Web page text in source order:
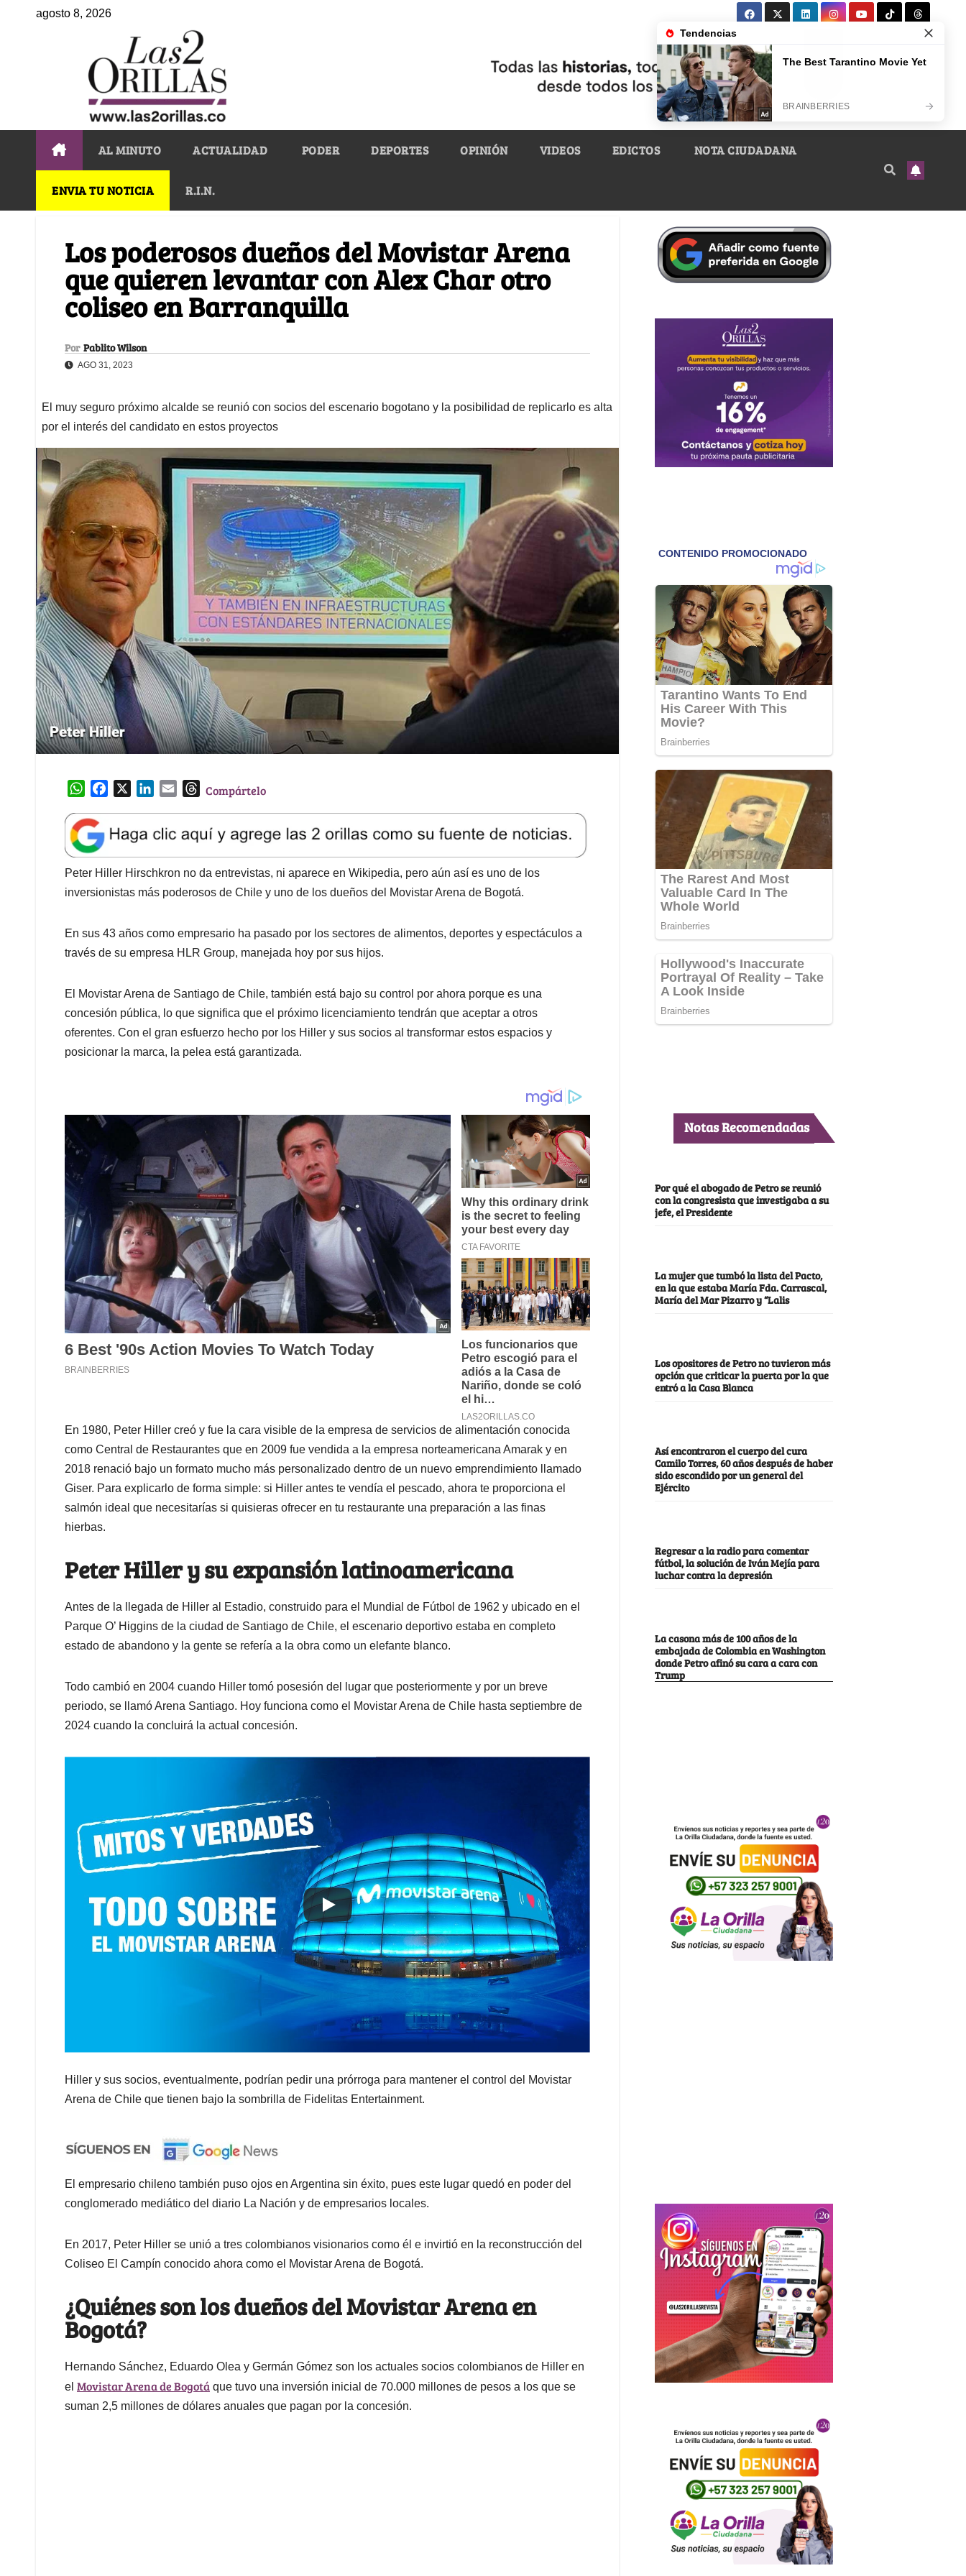
agosto 8, 2026
AL MINUTO ACTUALIDAD PODER DEPORTES OPINIÓN VIDEOS EDICTOS NOTA CIUDADANA
ENVIA TU NOTICIA R.I.N.
Los poderosos dueños del Movistar Arena
que quieren levantar con Alex Char otro
coliseo en Barranquilla
Por Pablito Wilson
AGO 31, 2023
El muy seguro próximo alcalde se reunió con socios del escenario bogotano y la posibilidad de replicarlo es alta
por el interés del candidato en estos proyectos
W
a
t
s
A
p
e
b
o
o
k
e
d
I
l
T
e
a
d
s
Compártelo
Peter Hiller Hirschkron no da entrevistas, ni aparece en Wikipedia, pero aún así es uno de los
inversionistas más poderosos de Chile y uno de los dueños del Movistar Arena de Bogotá.
En sus 43 años como empresario ha pasado por los sectores de alimentos, deportes y espectáculos a
través de su empresa HLR Group, manejada hoy por sus hijos.
El Movistar Arena de Santiago de Chile, también está bajo su control por ahora porque es una
concesión pública, lo que significa que el próximo licenciamiento tendrán que aceptar a otros
oferentes. Con el gran esfuerzo hecho por los Hiller y sus socios al transformar estos espacios y
posicionar la marca, la pelea está garantizada.
En 1980, Peter Hiller creó y fue la cara visible de la empresa de servicios de alimentación conocida
como Central de Restaurantes que en 2009 fue vendida a la empresa norteamericana Amarak y en
2018 renació bajo un formato mucho más personalizado dentro de un nuevo emprendimiento llamado
Giser. Para explicarlo de forma simple: si Hiller antes te vendía el pescado, ahora te proporciona el
salmón ideal que necesitarías si quisieras ofrecer en tu restaurante una preparación a las finas
hierbas.
Peter Hiller y su expansión latinoamericana
Antes de la llegada de Hiller al Estadio, construido para el Mundial de Fútbol de 1962 y ubicado en el
Parque O’ Higgins de la ciudad de Santiago de Chile, el escenario deportivo estaba en completo
estado de abandono y la gente se refería a la obra como un elefante blanco.
Todo cambió en 2004 cuando Hiller tomó posesión del lugar que posteriormente y por un breve
periodo, se llamó Arena Santiago. Hoy funciona como el Movistar Arena de Chile hasta septiembre de
2024 cuando la concluirá la actual concesión.
Hiller y sus socios, eventualmente, podrían pedir una prórroga para mantener el control del Movistar
Arena de Chile que tienen bajo la sombrilla de Fidelitas Entertainment.
El empresario chileno también puso ojos en Argentina sin éxito, pues este lugar quedó en poder del
conglomerado mediático del diario La Nación y de empresarios locales.
En 2017, Peter Hiller se unió a tres colombianos visionarios como él e invirtió en la reconstrucción del
Coliseo El Campín conocido ahora como el Movistar Arena de Bogotá.
¿Quiénes son los dueños del Movistar Arena en
Bogotá?
Hernando Sánchez, Eduardo Olea y Germán Gómez son los actuales socios colombianos de Hiller en
el Movistar Arena de Bogotá que tuvo una inversión inicial de 70.000 millones de pesos a los que se
suman 2,5 millones de dólares anuales que pagan por la concesión.
Notas Recomendadas
Por qué el abogado de Petro se reunió
con la congresista que investigaba a su
jefe, el Presidente
La mujer que tumbó la lista del Pacto,
en la que estaba María Fda. Carrascal,
María del Mar Pizarro y “Lalis
Los opositores de Petro no tuvieron más
opción que criticar la puerta por la que
entró a la Casa Blanca
Así encontraron el cuerpo del cura
Camilo Torres, 60 años después de haber
sido escondido por un general del
Ejército
Regresar a la radio para comentar
fútbol, la solución de Iván Mejía para
luchar contra la depresión
La casona más de 100 años de la
embajada de Colombia en Washington
donde Petro afinó su cara a cara con
Trump